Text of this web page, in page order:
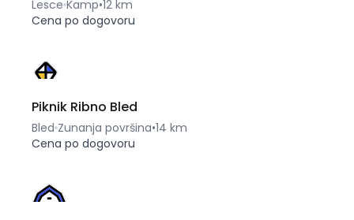
Lesce Kamp•12 km
Cena po dogovoru
Piknik Ribno Bled
Bled Zunanja površina•14 km
Cena po dogovoru